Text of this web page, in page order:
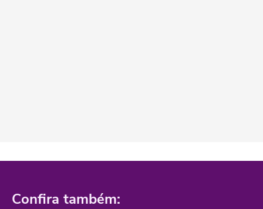
Confira também: